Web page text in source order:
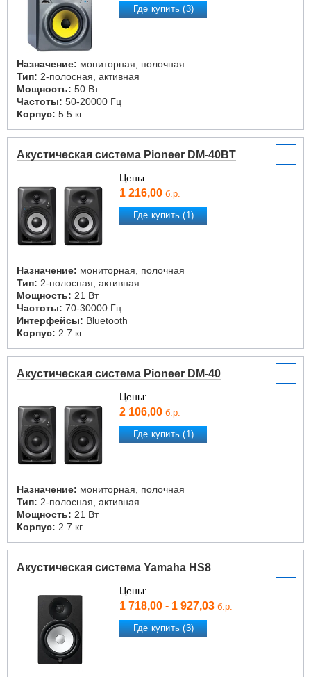
Где купить (3)
Назначение: мониторная, полочная
Тип: 2-полосная, активная
Мощность: 50 Вт
Частоты: 50-20000 Гц
Корпус: 5.5 кг
Акустическая система Pioneer DM-40BT
Цены:
1 216,00 б.р.
Где купить (1)
Назначение: мониторная, полочная
Тип: 2-полосная, активная
Мощность: 21 Вт
Частоты: 70-30000 Гц
Интерфейсы: Bluetooth
Корпус: 2.7 кг
Акустическая система Pioneer DM-40
Цены:
2 106,00 б.р.
Где купить (1)
Назначение: мониторная, полочная
Тип: 2-полосная, активная
Мощность: 21 Вт
Корпус: 2.7 кг
Акустическая система Yamaha HS8
Цены:
1 718,00 - 1 927,03 б.р.
Где купить (3)